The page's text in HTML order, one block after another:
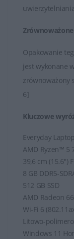
Zrównoważone
Opakowanie
jest wykonane
zrównoważony
6]
Kluczowe
Everyday
AMD Ryzen™ 5
39,6 cm (15.6")
8 GB DDR5-
512 GB SSD
AMD Radeon
Wi-Fi 6
Litowo-
Windows 11